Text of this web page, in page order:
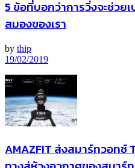
5 ข้อที่บอกว่าการวิ่งจะช่วย
สมองของเรา
by thip
19/02/2019
AMAZFIT ส่งสมาร์ทวอทช์